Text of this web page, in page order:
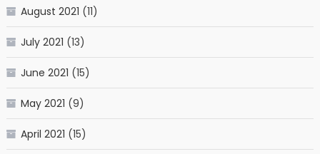
August 2021 (11)
July 2021 (13)
June 2021 (15)
May 2021 (9)
April 2021 (15)